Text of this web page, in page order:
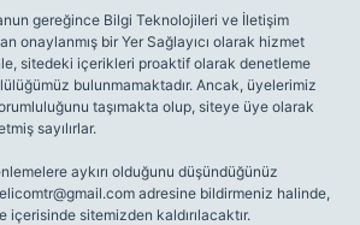
gereğince Bilgi Teknolojileri ve İletişim
onaylanmış bir Yer Sağlayıcı olarak hizmet
sitedeki içerikleri proaktif olarak denetleme
bulunmamaktadır. Ancak, üyelerimiz
taşımakta olup, siteye üye olarak
sayılırlar.
aykırı olduğunu düşündüğünüz
adresine bildirmeniz halinde,
sitemizden kaldırılacaktır.